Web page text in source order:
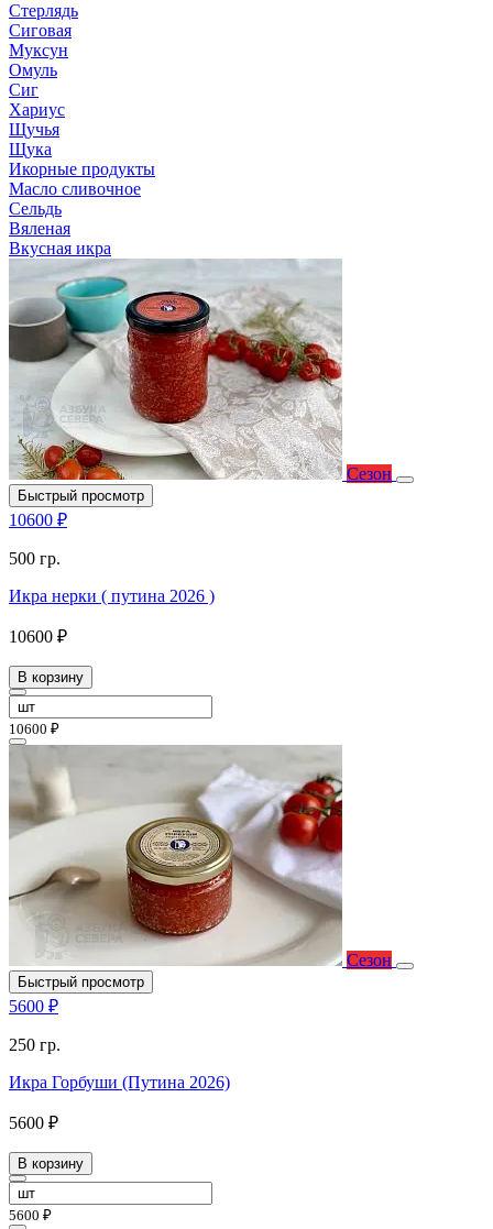
Стерлядь
Сиговая
Муксун
Омуль
Сиг
Хариус
Щучья
Щука
Икорные продукты
Масло сливочное
Сельдь
Вяленая
Вкусная икра
Сезон
Быстрый просмотр
10600 ₽
500 гр.
Икра нерки ( путина 2026 )
10600 ₽
В корзину
10600 ₽
Сезон
Быстрый просмотр
5600 ₽
250 гр.
Икра Горбуши (Путина 2026)
5600 ₽
В корзину
5600 ₽